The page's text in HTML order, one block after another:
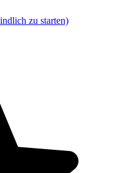
zu starten)